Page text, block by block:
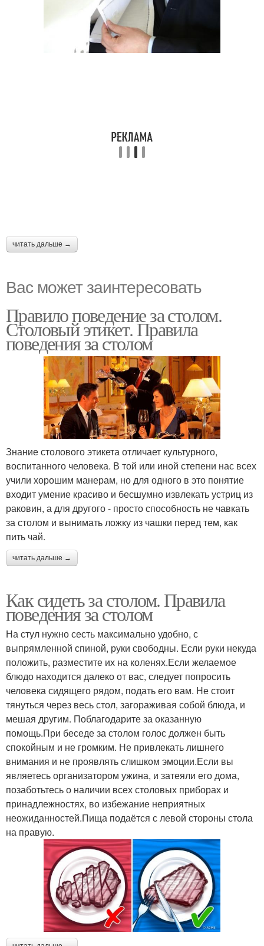
читать дальше →
Вас может заинтересовать
Правило поведение за столом.
Столовый этикет. Правила
поведения за столом
Знание столового этикета отличает культурного,
воспитанного человека. В той или иной степени нас всех
учили хорошим манерам, но для одного в это понятие
входит умение красиво и бесшумно извлекать устриц из
раковин, а для другого - просто способность не чавкать
за столом и вынимать ложку из чашки перед тем, как
пить чай.
читать дальше →
Как сидеть за столом. Правила
поведения за столом
На стул нужно сесть максимально удобно, с
выпрямленной спиной, руки свободны. Если руки некуда
положить, разместите их на коленях.Если желаемое
блюдо находится далеко от вас, следует попросить
человека сидящего рядом, подать его вам. Не стоит
тянуться через весь стол, загораживая собой блюда, и
мешая другим. Поблагодарите за оказанную
помощь.При беседе за столом голос должен быть
спокойным и не громким. Не привлекать лишнего
внимания и не проявлять слишком эмоции.Если вы
являетесь организатором ужина, и затеяли его дома,
позаботьтесь о наличии всех столовых приборах и
принадлежностях, во избежание неприятных
неожиданностей.Пища подаётся с левой стороны стола
на правую.